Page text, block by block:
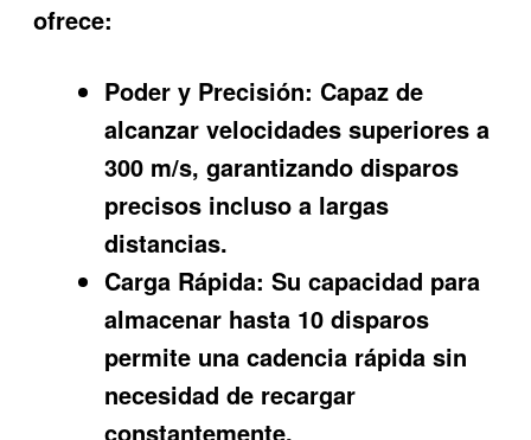
ofrece:
Poder y Precisión: Capaz de
alcanzar velocidades superiores a
300 m/s, garantizando disparos
precisos incluso a largas
distancias.
Carga Rápida: Su capacidad para
almacenar hasta 10 disparos
permite una cadencia rápida sin
necesidad de recargar
constantemente.